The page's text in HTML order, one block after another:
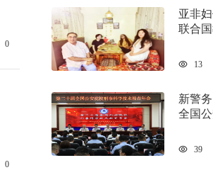
0
0
亚非
联合
13
新警
全国
39